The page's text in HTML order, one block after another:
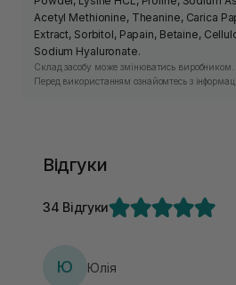
Acetyl Methionine, Theanine, Carica
Extract, Sorbitol, Papain, Betaine,
Sodium Hyaluronate.
Склад засобу може змінюватись виробником.
Перед використанням ознайомтесь з
Відгуки
34 Відгуки
Ю Юлія